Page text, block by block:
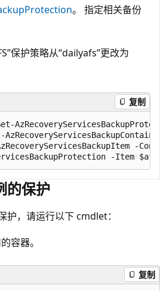
。 指定相关备份
保护策略从“dailyafs”更改为
复制
-
的保护
护，请运行以下 cmdlet：
容器。
复制